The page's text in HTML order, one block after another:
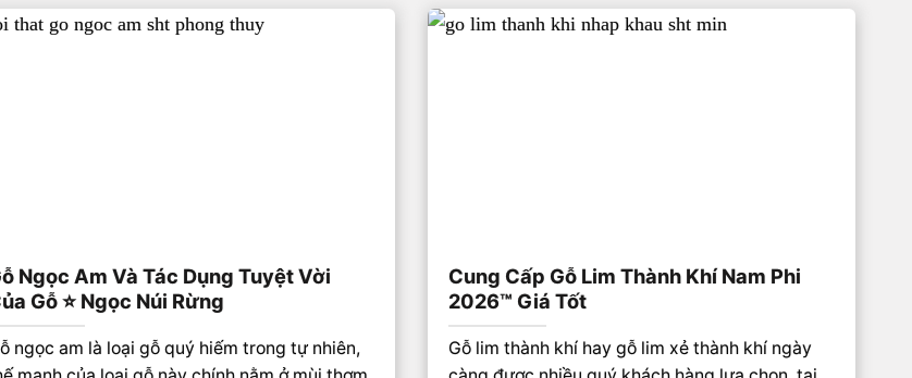
Ngọc Am Và Tác Dụng Tuyệt Vời
Gỗ ⭐️ Ngọc Núi Rừng
ngọc am là loại gỗ quý hiếm trong tự nhiên,
Cung Cấp Gỗ Lim Thành Khí Nam Phi
2026™ Giá Tốt
Gỗ lim thành khí hay gỗ lim xẻ thành khí ngày